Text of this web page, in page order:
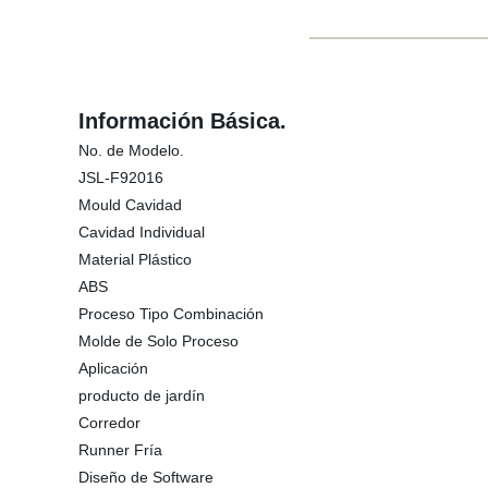
Información Básica.
No. de Modelo.
JSL-F92016
Mould Cavidad
Cavidad Individual
Material Plástico
ABS
Proceso Tipo Combinación
Molde de Solo Proceso
Aplicación
producto de jardín
Corredor
Runner Fría
Diseño de Software